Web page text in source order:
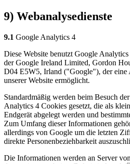
9) Webanalysedienste
9.1 Google Analytics 4
Diese Website benutzt Google
der Google Ireland Limited, Gordon
D04 E5W5, Irland ("Google"), der eine
unserer Website ermöglicht.
Standardmäßig werden beim Besuch
Analytics 4 Cookies gesetzt, die als
Endgerät abgelegt werden und
Zum Umfang dieser Informationen
allerdings von Google um die letzten
direkte Personenbeziehbarkeit
Die Informationen werden an Server